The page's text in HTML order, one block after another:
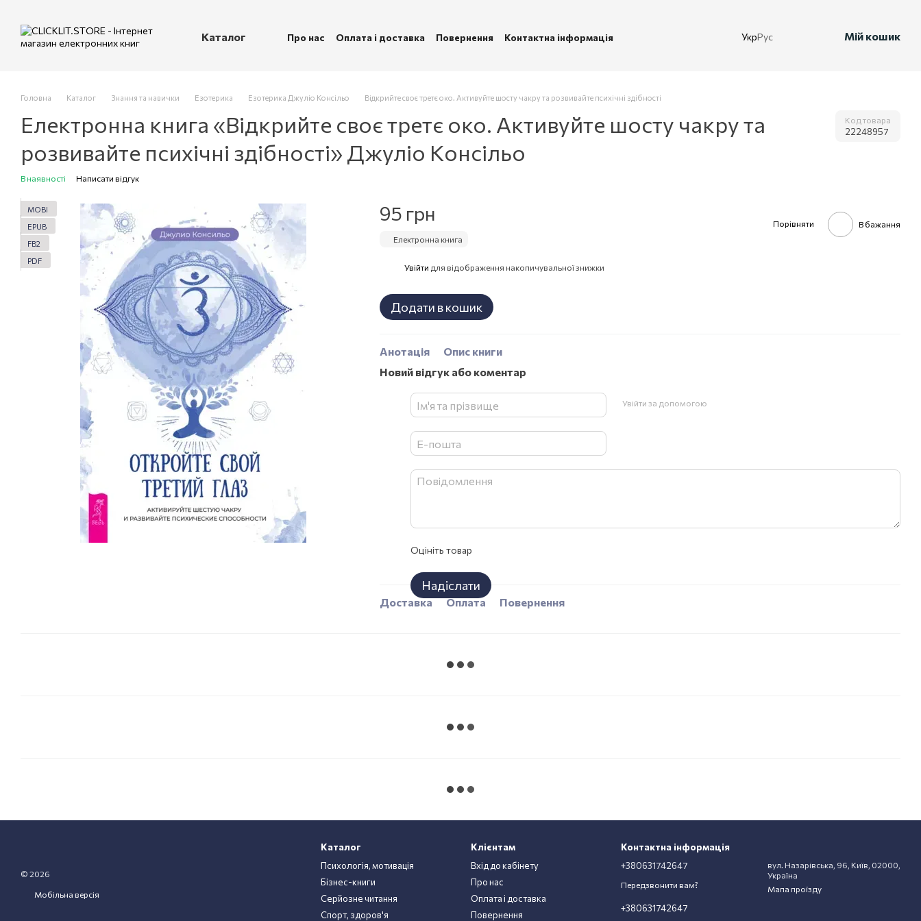
Каталог Про нас Оплата і доставка Повернення
Контактна інформація
УкрРус Мій кошик
Головна Каталог Знання та навички Езотерика Езотерика Джуліо Консільо Відкрийте своє третє око. Активуйте шосту чакру та розвивайте психічні здібності
Електронна книга «Відкрийте своє третє око. Активуйте шосту чакру та
розвивайте психічні здібності» Джуліо Консільо
Код товара
22248957
В наявності Написати відгук
MOBI
EPUB
FB2
PDF
95 грн
Електронна книга
Порівняти В бажання
Увійти для відображення накопичувальної знижки
Додати в кошик
Анотація
Опис книги
Новий відгук або коментар
Увійти за допомогою
Оцініть товар
Надіслати
Доставка Оплата Повернення
© 2026
Мобільна версія
Каталог
Психологія, мотивація
Бізнес-книги
Серйозне читання
Спорт, здоров'я
Клієнтам
Вхід до кабінету
Про нас
Оплата і доставка
Повернення
Контактна інформація
+380631742647
Передзвонити вам?
+380631742647
вул. Назарівська, 96, Київ, 02000,
Україна
Мапа проїзду